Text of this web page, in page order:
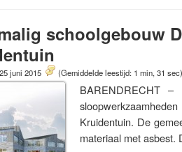
schoolgebouw
juni 2015 (Gemiddelde leestijd: 1 min, 31 sec)
BARENDRECHT
Kruidentuin. De
materiaal met